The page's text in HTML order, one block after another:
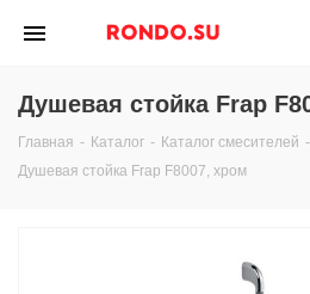
Душевая стойка Frap
Главная - Каталог - Каталог смесителей -
Душевая стойка Frap F8007, хром